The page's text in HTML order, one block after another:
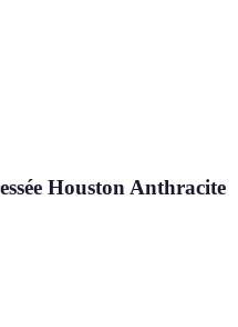
Houston Anthracite